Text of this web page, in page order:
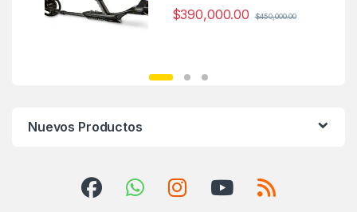
$390,000.00 $450,000.00
Nuevos Productos